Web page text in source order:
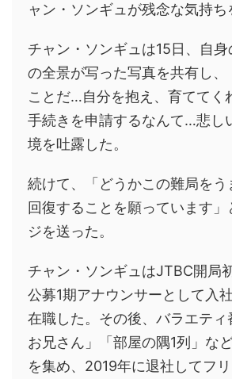
ャン・ソンギュが残念な気持ち
チャン・ソンギュは15日、自
の全景が写った写真を共有し、
ことだ…自分を抱え、育ててく
手続きを申請するなんて…悲し
境を吐露した。
続けて、「どうかこの難局をう
回復することを願っています
ジを送った。
チャン・ソンギュはJTBC開局
公募1期アナウンサーとして入
在職した。その後、バラエティ
お兄さん」「部屋の隅1列」な
を集め、2019年に退社してフ